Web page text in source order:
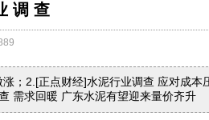
调 查
；2.[正点财经]水泥行业调查 应对成本
需求回暖 广东水泥有望迎来量价齐升